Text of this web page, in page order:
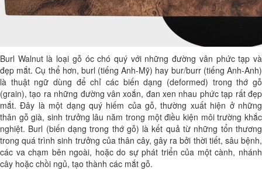
Burl Walnut là loại gỗ óc chó quý với những đường vân phức tạp và
đẹp mắt. Cụ thể hơn, burl (tiếng Anh-Mỹ) hay bur/burr (tiếng Anh-Anh)
là thuật ngữ dùng để chỉ các biến dạng (deformed) trong thớ gỗ
(grain), tạo ra những đường vân xoắn, đan xen nhau phức tạp rất đẹp
mắt. Đây là một dạng quý hiếm của gỗ, thường xuất hiện ở những
thân gỗ già, sinh trưởng lâu năm trong một điều kiện môi trường khắc
nghiệt. Burl (biến dạng trong thớ gỗ) là kết quả từ những tổn thương
trong quá trình sinh trưởng của thân cây, gây ra bởi thời tiết, sâu bệnh,
các va chạm bên ngoài, hoặc do sự phát triển của một cành, nhánh
cây hoặc chồi ngủ, tạo thành các mắt gỗ.